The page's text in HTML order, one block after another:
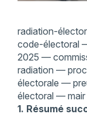
radiation-
code-électoral
2025 —
radiation —
électorale —
électoral — mair
1. Résumé